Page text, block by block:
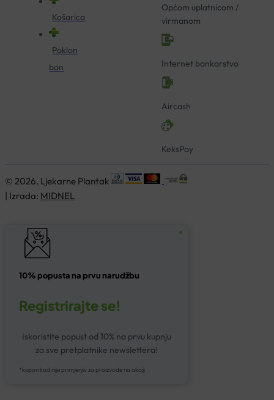
Košarica
Poklon
bon
Općom uplatnicom /
virmanom
Internet bankarstvo
Aircash
KeksPay
© 2026. Ljekarne Plantak
| Izrada: MIDNEL
10% popusta na prvu narudžbu
Registrirajte se!
Iskoristite popust od 10% na prvu kupnju
za sve pretplatnike newslettera!
*kupon kod nije primjenjiv za proizvode na akciji